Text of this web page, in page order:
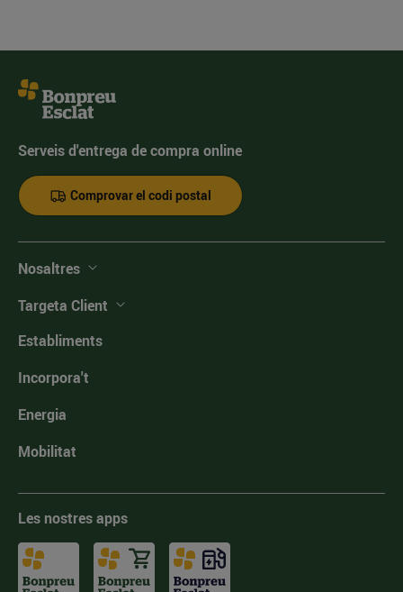
Serveis d'entrega de compra online
Comprovar el codi postal
Nosaltres
Targeta Client
Establiments
Incorpora't
Energia
Mobilitat
Les nostres apps